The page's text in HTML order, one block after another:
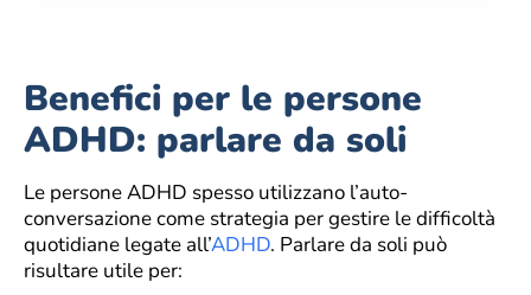
Benefici per le persone
ADHD: parlare da soli
Le persone ADHD spesso utilizzano l’auto-
conversazione come strategia per gestire le difficoltà
quotidiane legate all’ADHD. Parlare da soli può
risultare utile per: